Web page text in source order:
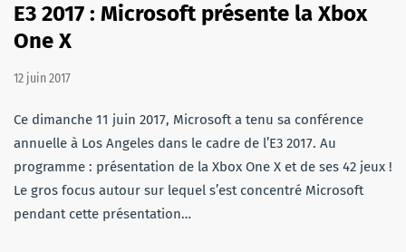
E3 2017 : Microsoft présente la Xbox
One X
12 juin 2017
Ce dimanche 11 juin 2017, Microsoft a tenu sa conférence
annuelle à Los Angeles dans le cadre de l’E3 2017. Au
programme : présentation de la Xbox One X et de ses 42 jeux !
Le gros focus autour sur lequel s’est concentré Microsoft
pendant cette présentation…